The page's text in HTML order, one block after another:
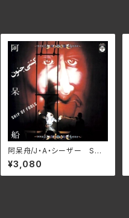
阿呆舟/J・A・シーザー SWA
X-89C(仕様:CD)
¥3,080